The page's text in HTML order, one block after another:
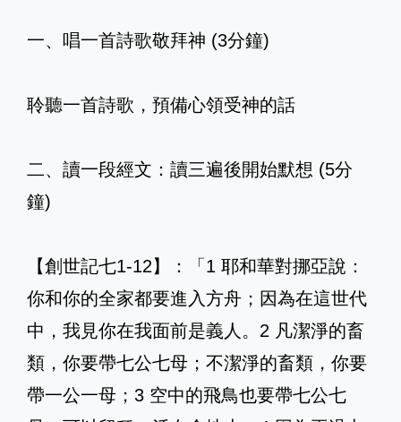
一、唱一首詩歌敬拜神 (3分鐘)
聆聽一首詩歌，預備心領受神的話
二、讀一段經文：讀三遍後開始默想 (5分
鐘)
【創世記七1-12】：「1 耶和華對挪亞說：
你和你的全家都要進入方舟；因為在這世代
中，我見你在我面前是義人。2 凡潔淨的畜
類，你要帶七公七母；不潔淨的畜類，你要
帶一公一母；3 空中的飛鳥也要帶七公七